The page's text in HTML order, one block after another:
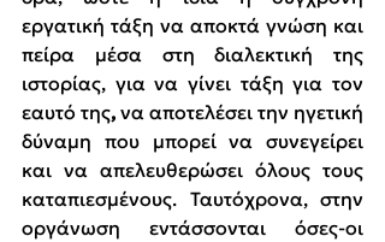
εργατική τάξη να αποκτά γνώση και
πείρα μέσα στη διαλεκτική της
ιστορίας, για να γίνει τάξη για τον
εαυτό της, να αποτελέσει την ηγετική
δύναμη που μπορεί να συνεγείρει
και να απελευθερώσει όλους τους
καταπιεσμένους. Ταυτόχρονα, στην
οργάνωση εντάσσονται όσες-οι